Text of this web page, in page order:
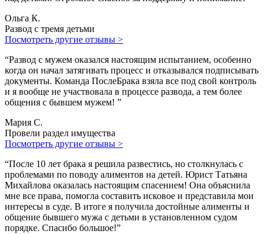
Ольга К.
Развод с тремя детьми
Посмотреть другие отзывы >
“Развод с мужем оказался настоящим испытанием, особенно
когда он начал затягивать процесс и отказывался подписывать
документы. Команда ПослеБрака взяла все под свой контроль
и я вообще не участвовала в процессе развода, а тем более
общения с бывшем мужем! ”
Мария С.
Провели раздел имущества
Посмотреть другие отзывы >
“После 10 лет брака я решила развестись, но столкнулась с
проблемами по поводу алиментов на детей. Юрист Татьяна
Михайлова оказалась настоящим спасением! Она объяснила
мне все права, помогла составить исковое и представила мои
интересы в суде. В итоге я получила достойные алименты и
общение бывшего мужа с детьми в установленном судом
порядке. Спасибо большое!”